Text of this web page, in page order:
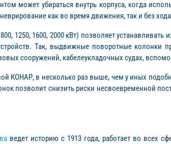
может убираться внутрь корпуса, когда
как во время движения, так и без
1600, 2000 кВт) позволяет устанавливать
Так, выдвижные поворотные колонки
сооружений, кабелеукладочных судах,
КОНАР, в несколько раз выше, чем у иных
позволит снизить риски несвоевременной
ведет историю с 1913 года, работает во всех